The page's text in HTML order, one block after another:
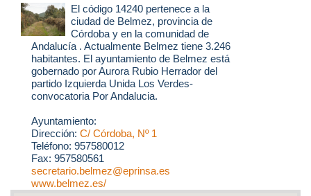
El código 14240 pertenece a la
ciudad de Belmez, provincia de
Córdoba y en la comunidad de
Andalucía . Actualmente Belmez tiene 3.246
habitantes. El ayuntamiento de Belmez está
gobernado por Aurora Rubio Herrador del
partido Izquierda Unida Los Verdes-
convocatoria Por Andalucia.
Ayuntamiento:
Dirección: C/ Córdoba, Nº 1
Teléfono: 957580012
Fax: 957580561
secretario.belmez@eprinsa.es
www.belmez.es/